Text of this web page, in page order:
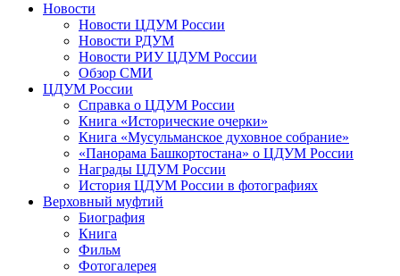
Новости
Новости ЦДУМ России
Новости РДУМ
Новости РИУ ЦДУМ России
Обзор СМИ
ЦДУМ России
Справка о ЦДУМ России
Книга «Исторические очерки»
Книга «Мусульманское духовное собрание»
«Панорама Башкортостана» о ЦДУМ России
Награды ЦДУМ России
История ЦДУМ России в фотографиях
Верховный муфтий
Биография
Книга
Фильм
Фотогалерея